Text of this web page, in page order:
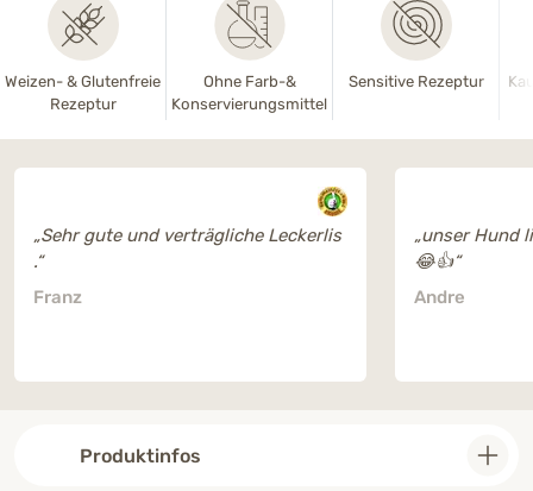
Weizen- & Glutenfreie
Rezeptur
Ohne Farb-&
Konservierungsmittel
Sensitive Rezeptur
„Sehr gute und verträgliche Leckerlis
.“
Franz
„unser Hund
😂👍“
Andre
Produktinfos